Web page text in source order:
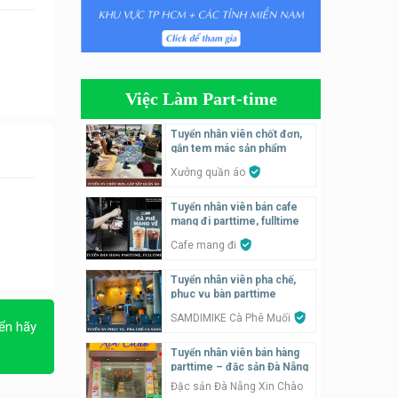
hãy
Tuyển nhân viên tiếp thực,
phục vụ bàn
– hỗ trợ ăn ở
Quán bánh đa cua
parttime
Tuyển nhân viên bán hàng
parttime
Húp Tea
Tuyển nhân viên pha chế
tiệm trà sữa
TRÀ SỮA THÁI LAN
Việc Làm Part-time
Tuyển nhân viên chốt đơn,
gắn tem mác sản phẩm
Xưởng quần áo
Tuyển nhân viên bán cafe
mang đi parttime, fulltime
Cafe mang đi
Tuyển nhân viên pha chế,
phục vụ bàn parttime
SAMDIMIKE Cà Phê Muối
Tuyển nhân viên bán hàng
parttime – đặc sản Đà Nẵng
Đặc sản Đà Nẵng Xin Chào